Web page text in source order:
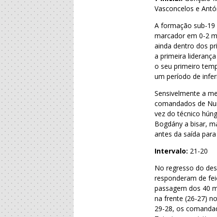
Vasconcelos e
A formação sub-
marcador em 0-2
ainda dentro dos
a primeira
o seu primeiro
um período de
Sensivelmente a
comandados de
vez do técnico
Bogdány a bisar,
antes da saída
Intervalo: 21-20
No regresso do
responderam de
passagem dos 40
na frente (26-27)
29-28, os